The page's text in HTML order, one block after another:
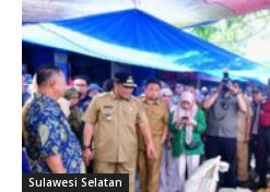
Sulawesi Selatan